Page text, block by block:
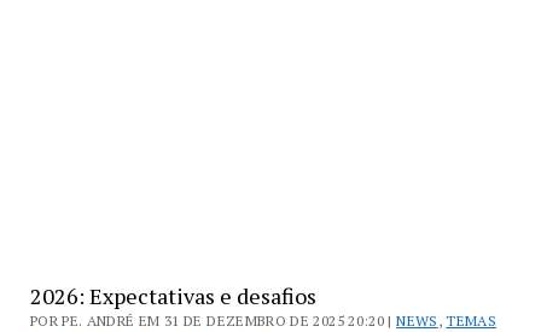
2026: Expectativas e desafios
POR PE. ANDRÉ EM 31 DE DEZEMBRO DE 2025 20:20 |NEWS ,TEMAS